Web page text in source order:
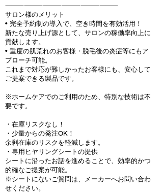
⸻⸻⸻⸻⸻⸻
サロン様のメリット
• 完全予約制の導入で、空き時間を有効活用！
新たな売り上げ源として、サロンの稼働率向上に
貢献します。
• 重度の肌荒れのお客様・脱毛後の炎症等にもア
プローチ可能。
これまで対応が難しかったお客様にも、安心して
ご提案できる製品です。
※ホームケアでのご利用のため、特別な技術は不
要です。
・在庫リスクなし！
・少量からの発注OK！
余剰在庫のリスクを軽減します。
・専用ヒヤリングシートの提供
シートに沿ったお話を進めることで、効率的かつ
的確なご提案が可能。
※シートにないご質問は、メーカーへお問い合わ
せください。